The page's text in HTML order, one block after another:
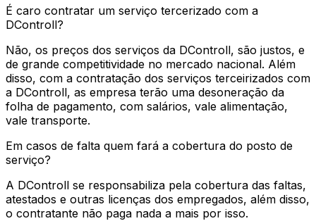
É caro contratar um serviço tercerizado com a
DControll?
Não, os preços dos serviços da DControll, são justos, e
de grande competitividade no mercado nacional. Além
disso, com a contratação dos serviços terceirizados com
a DControll, as empresa terão uma desoneração da
folha de pagamento, com salários, vale alimentação,
vale transporte.
Em casos de falta quem fará a cobertura do posto de
serviço?
A DControll se responsabiliza pela cobertura das faltas,
atestados e outras licenças dos empregados, além disso,
o contratante não paga nada a mais por isso.